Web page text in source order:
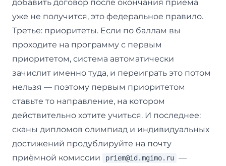
добавить договор после окончания приёма
уже не получится, это федеральное правило.
Третье: приоритеты. Если по баллам вы
проходите на программу с первым
приоритетом, система автоматически
зачислит именно туда, и переиграть это потом
нельзя — поэтому первым приоритетом
ставьте то направление, на котором
действительно хотите учиться. И последнее:
сканы дипломов олимпиад и индивидуальных
достижений продублируйте на почту
приёмной комиссии
priem@id.mgimo.ru —